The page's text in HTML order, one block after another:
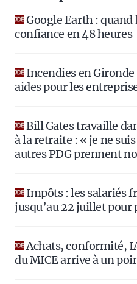
Google Earth : quand
confiance en 48 heures
Incendies en
aides pour les
Bill Gates travaille
à la retraite : « je ne
autres PDG prennent
Impôts : les salariés
jusqu’au 22 juillet pour
Achats, conformité,
du MICE arrive à un